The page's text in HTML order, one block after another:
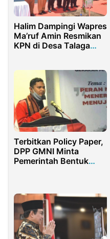
Halim Dampingi Wapres
Ma’ruf Amin Resmikan
KPN di Desa Talaga
Terbitkan Policy Paper,
DPP GMNI Minta
Pemerintah Bentuk